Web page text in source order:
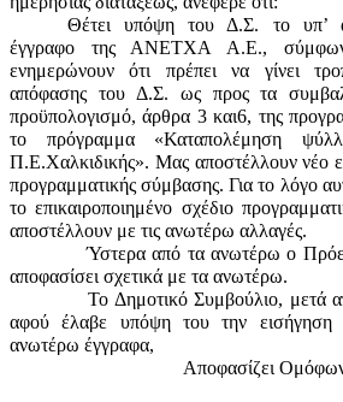
Θέτει υπόψη του Δ.Σ. το υπ’
έγγραφο της ΑΝΕΤΧΑ Α.Ε.,
ενημερώνουν ότι πρέπει να γίνει
απόφασης του Δ.Σ. ως προς τα
προϋπολογισμό, άρθρα 3 και6, της
το πρόγραμμα «Καταπολέμηση
Π.Ε.Χαλκιδικής». Μας αποστέλλουν νέο
προγραμματικής σύμβασης. Για το λόγο
το επικαιροποιημένο σχέδιο
αποστέλλουν με τις ανωτέρω αλλαγές.
Ύστερα από τα ανωτέρω ο
αποφασίσει σχετικά με τα ανωτέρω.
Το Δημοτικό Συμβούλιο, μετά
αφού έλαβε υπόψη του την
ανωτέρω έγγραφα,
Αποφασίζει